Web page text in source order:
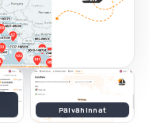
Päivähinnat